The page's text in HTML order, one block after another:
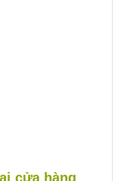
cửa hàng